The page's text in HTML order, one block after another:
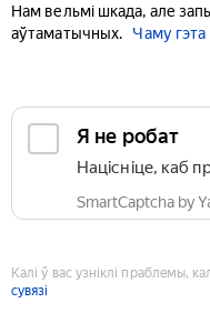
Нам вельмі шкада, але
аўтаматычных.
Чаму
Я не робат
Націсніце, каб
SmartCaptcha by
Калі ў вас узніклі праблемы,
сувязі